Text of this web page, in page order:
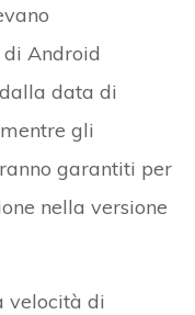
Android
data di
gli
garantiti per
nella versione
velocità di